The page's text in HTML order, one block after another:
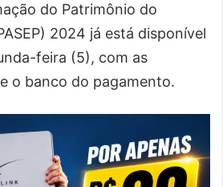
do Patrimônio do
2024 já está disponível
feira (5), com as
o banco do pagamento.